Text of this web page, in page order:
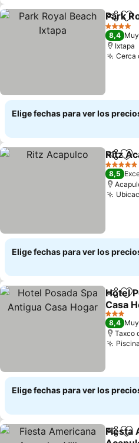
Park
4 Estrellas
8,4
Ixtapa
Cerca
Elige fechas para ver los
Ritz
5 Estrellas
8,5
Elige fechas para ver los
Hotel
Casa
Ver
3 Estrellas
8,4
Taxco
Elige fechas para ver los
Fiesta